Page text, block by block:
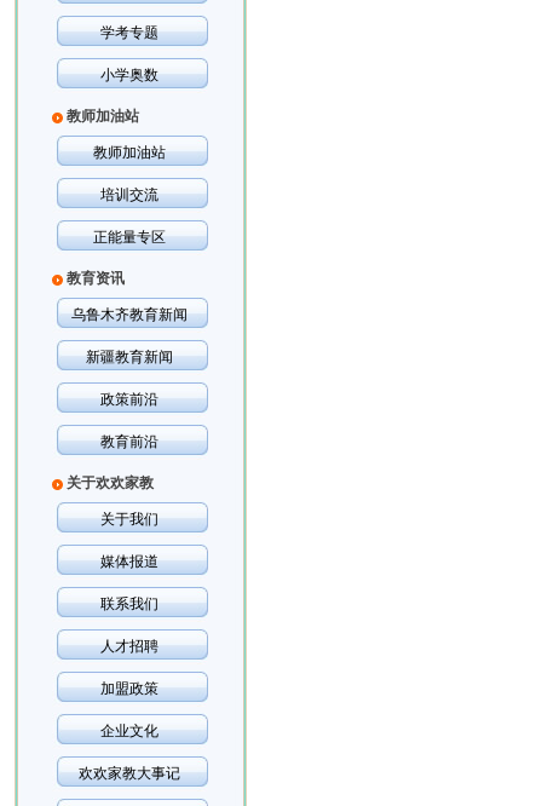
学考专题
小学奥数
教师加油站
教师加油站
培训交流
正能量专区
教育资讯
乌鲁木齐教育新闻
新疆教育新闻
政策前沿
教育前沿
关于欢欢家教
关于我们
媒体报道
联系我们
人才招聘
加盟政策
企业文化
欢欢家教大事记